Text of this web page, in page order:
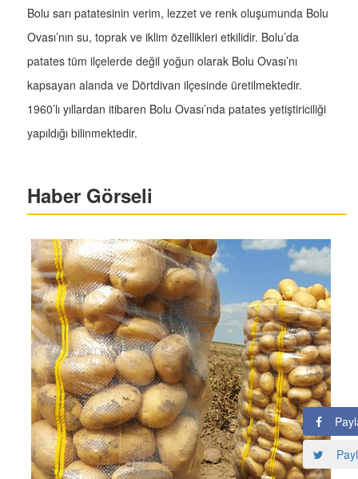
Bolu sarı patatesinin verim, lezzet ve renk oluşumunda Bolu
Ovası’nın su, toprak ve iklim özellikleri etkilidir. Bolu’da
patates tüm ilçelerde değil yoğun olarak Bolu Ovası’nı
kapsayan alanda ve Dörtdivan ilçesinde üretilmektedir.
1960’lı yıllardan itibaren Bolu Ovası’nda patates yetiştiriciliği
yapıldığı bilinmektedir.
Haber Görseli